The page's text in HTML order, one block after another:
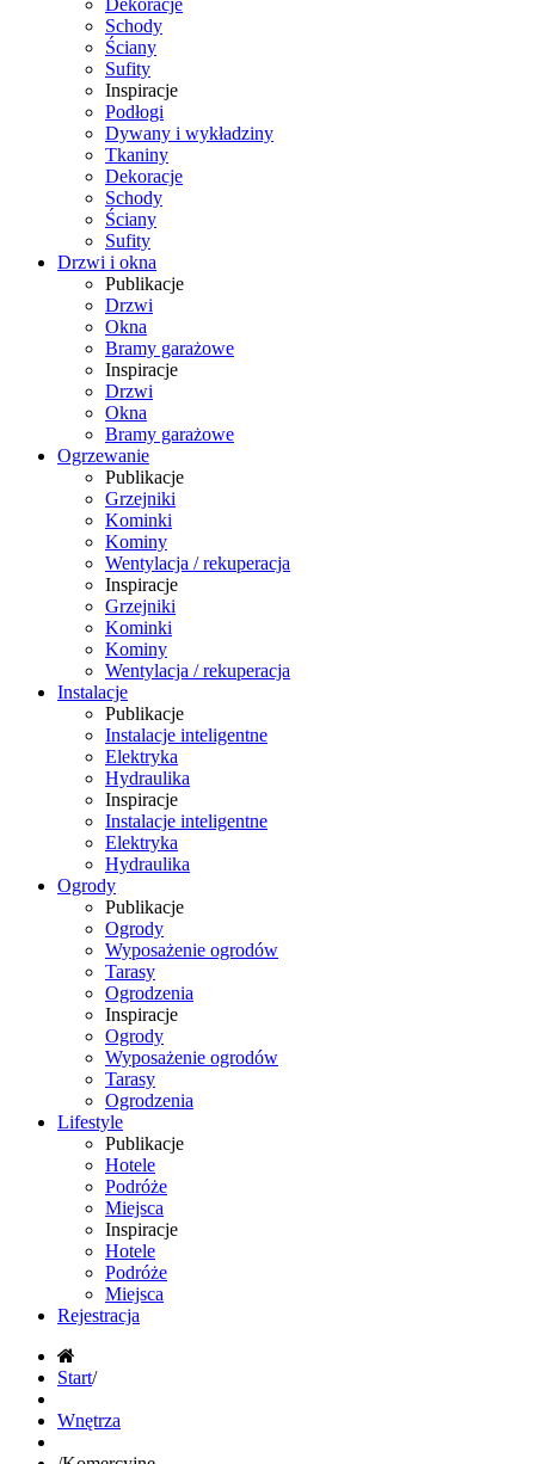
Dekoracje
Schody
Ściany
Sufity
Inspiracje
Podłogi
Dywany i wykładziny
Tkaniny
Dekoracje
Schody
Ściany
Sufity
Drzwi i okna
Publikacje
Drzwi
Okna
Bramy garażowe
Inspiracje
Drzwi
Okna
Bramy garażowe
Ogrzewanie
Publikacje
Grzejniki
Kominki
Kominy
Wentylacja / rekuperacja
Inspiracje
Grzejniki
Kominki
Kominy
Wentylacja / rekuperacja
Instalacje
Publikacje
Instalacje inteligentne
Elektryka
Hydraulika
Inspiracje
Instalacje inteligentne
Elektryka
Hydraulika
Ogrody
Publikacje
Ogrody
Wyposażenie ogrodów
Tarasy
Ogrodzenia
Inspiracje
Ogrody
Wyposażenie ogrodów
Tarasy
Ogrodzenia
Lifestyle
Publikacje
Hotele
Podróże
Miejsca
Inspiracje
Hotele
Podróże
Miejsca
Rejestracja
Start/
Wnętrza